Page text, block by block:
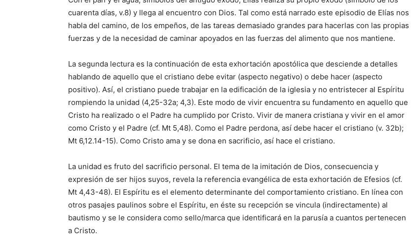
cuarenta días, v.8) y llega al encuentro con Dios. Tal como está narrado este episodio de Elías nos
habla del camino, de los empeños, de las tareas demasiado grandes para hacerlas con las propias
fuerzas y de la necesidad de caminar apoyados en las fuerzas del alimento que nos mantiene.
La segunda lectura es la continuación de esta exhortación apostólica que desciende a detalles
hablando de aquello que el cristiano debe evitar (aspecto negativo) o debe hacer (aspecto
positivo). Así, el cristiano puede trabajar en la edificación de la iglesia y no entristecer al Espíritu
rompiendo la unidad (4,25-32a; 4,3). Este modo de vivir encuentra su fundamento en aquello que
Cristo ha realizado o el Padre ha cumplido por Cristo. Vivir de manera cristiana y vivir en el amor
como Cristo y el Padre (cf. Mt 5,48). Como el Padre perdona, así debe hacer el cristiano (v. 32b);
Mt 6,12.14-15). Como Cristo ama y se dona en sacrificio, así hace el cristiano.
La unidad es fruto del sacrificio personal. El tema de la imitación de Dios, consecuencia y
expresión de ser hijos suyos, revela la referencia evangélica de esta exhortación de Efesios (cf.
Mt 4,43-48). El Espíritu es el elemento determinante del comportamiento cristiano. En línea con
otros pasajes paulinos sobre el Espíritu, en éste su recepción se vincula (indirectamente) al
bautismo y se le considera como sello/marca que identificará en la parusía a cuantos pertenecen
a Cristo.